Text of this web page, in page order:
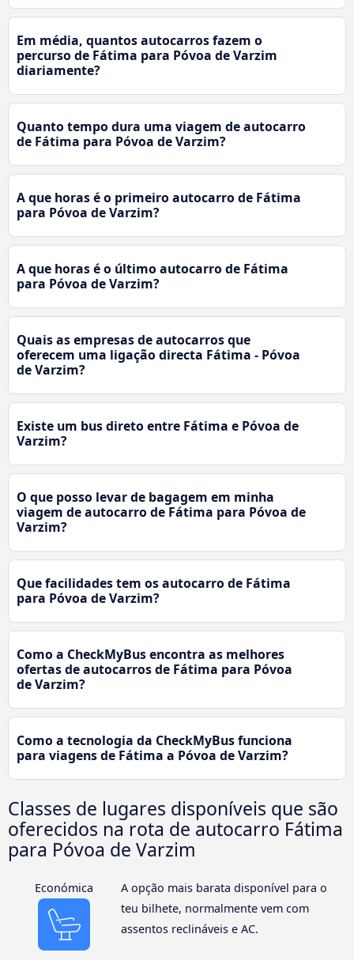
Em média, quantos autocarros fazem o
percurso de Fátima para Póvoa de Varzim
diariamente?
Quanto tempo dura uma viagem de autocarro
de Fátima para Póvoa de Varzim?
A que horas é o primeiro autocarro de Fátima
para Póvoa de Varzim?
A que horas é o último autocarro de Fátima
para Póvoa de Varzim?
Quais as empresas de autocarros que
oferecem uma ligação directa Fátima - Póvoa
de Varzim?
Existe um bus direto entre Fátima e Póvoa de
Varzim?
O que posso levar de bagagem em minha
viagem de autocarro de Fátima para Póvoa de
Varzim?
Que facilidades tem os autocarro de Fátima
para Póvoa de Varzim?
Como a CheckMyBus encontra as melhores
ofertas de autocarros de Fátima para Póvoa
de Varzim?
Como a tecnologia da CheckMyBus funciona
para viagens de Fátima a Póvoa de Varzim?
Classes de lugares disponíveis que são
oferecidos na rota de autocarro Fátima
para Póvoa de Varzim
Económica
A opção mais barata disponível para o
teu bilhete, normalmente vem com
assentos reclináveis e AC.